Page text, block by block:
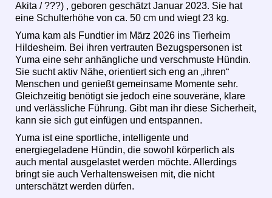
Akita / ???) , geboren geschätzt Januar 2023. Sie hat
eine Schulterhöhe von ca. 50 cm und wiegt 23 kg.
Yuma kam als Fundtier im März 2026 ins Tierheim
Hildesheim. Bei ihren vertrauten Bezugspersonen ist
Yuma eine sehr anhängliche und verschmuste Hündin.
Sie sucht aktiv Nähe, orientiert sich eng an „ihren“
Menschen und genießt gemeinsame Momente sehr.
Gleichzeitig benötigt sie jedoch eine souveräne, klare
und verlässliche Führung. Gibt man ihr diese Sicherheit,
kann sie sich gut einfügen und entspannen.
Yuma ist eine sportliche, intelligente und
energiegeladene Hündin, die sowohl körperlich als
auch mental ausgelastet werden möchte. Allerdings
bringt sie auch Verhaltensweisen mit, die nicht
unterschätzt werden dürfen.